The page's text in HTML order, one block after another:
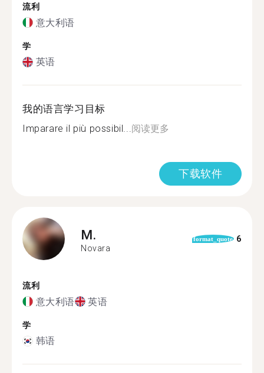
流利
意大利语
学
英语
我的语言学习目标
Imparare il più possibil...阅读更多
下载软件
M.
Novara
format_quote 6
流利
意大利语 英语
学
韩语